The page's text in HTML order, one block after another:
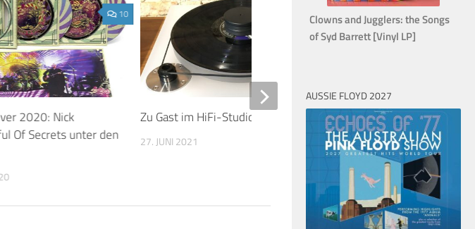
10
2020: Nick
Of Secrets unter den
Zu Gast im HiFi-Studio Stenz
27. JUNI 2021
RPWL veröffenlichen
Live Crime’ auf Blu-
20. MÄRZ 2024
Clowns and Jugglers: the Songs
of Syd Barrett [Vinyl LP]
AUSSIE FLOYD 2027